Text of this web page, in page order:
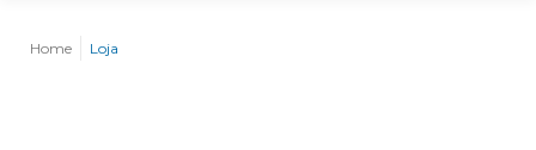
Home Loja